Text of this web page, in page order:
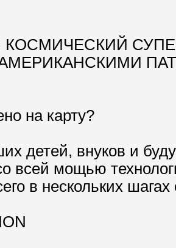
КОСМИЧЕСКИЙ
АМЕРИКАНСКИМИ
на карту?
детей, внуков и
всей мощью
в нескольких